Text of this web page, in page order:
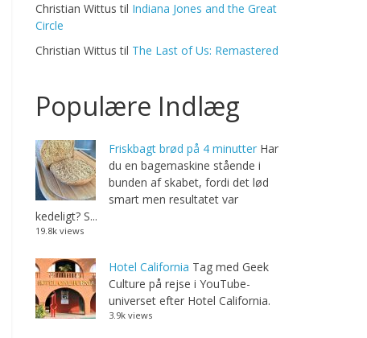
Christian Wittus til Indiana Jones and the Great
Circle
Christian Wittus til The Last of Us: Remastered
Populære Indlæg
Friskbagt brød på 4 minutter Har
du en bagemaskine stående i
bunden af skabet, fordi det lød
smart men resultatet var
kedeligt? S...
19.8k views
Hotel California Tag med Geek
Culture på rejse i YouTube-
universet efter Hotel California.
3.9k views